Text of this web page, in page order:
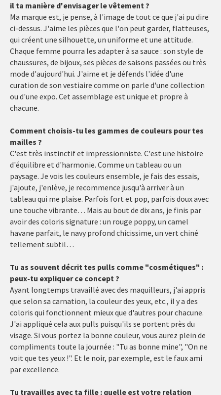
il ta manière d'envisager le vêtement ?
Ma marque est, je pense, à l'image de tout ce que j'ai pu dire
ci-dessus. J'aime les pièces que l'on peut garder, flatteuses,
qui créent une silhouette, un uniforme et une attitude.
Chaque femme pourra les adapter à sa sauce : son style de
chaussures, de bijoux, ses pièces de saisons passées ou très
mode d'aujourd'hui. J'aime et je défends l'idée d'une
curation de son vestiaire comme on parle d'une collection
ou d'une expo. Cet assemblage est unique et propre à
chacune.
Comment choisis-tu les gammes de couleurs pour tes
mailles ?
C'est très instinctif et impressionniste. C'est une histoire
d'équilibre et d'harmonie. Comme un tableau ou un
paysage. Je vois les couleurs ensemble, je fais des essais,
j'ajoute, j'enlève, je recommence jusqu'à arriver à un
tableau qui me plaise. Parfois fort et pop, parfois doux avec
une touche vibrante… Mais au bout de dix ans, je finis par
avoir des coloris signature : un rouge poppy, un camel
havane parfait, le navy profond chicissime, un vert chiné
tellement subtil…
Tu as souvent décrit tes pulls comme "cosmétiques" :
peux-tu expliquer ce concept ?
Ayant longtemps travaillé avec des maquilleurs, j'ai appris
que selon sa carnation, la couleur des yeux, etc., il y a des
coloris qui fonctionnent mieux que d'autres pour chacune.
J'ai appliqué cela aux pulls puisqu'ils se portent près du
visage. Si vous portez la bonne couleur, vous aurez plein de
compliments toute la journée : "Tu as bonne mine", "On ne
voit que tes yeux !". Et le noir, par exemple, est le faux ami
par excellence.
Tu travailles avec ta fille : quelle est votre relation